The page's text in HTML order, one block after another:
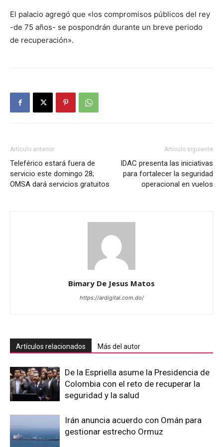
El palacio agregó que «los compromisos públicos del rey
-de 75 años- se pospondrán durante un breve periodo
de recuperación».
Artículo anterior
Teleférico estará fuera de
servicio este domingo 28;
OMSA dará servicios gratuitos
Artículo siguiente
IDAC presenta las iniciativas
para fortalecer la seguridad
operacional en vuelos
Bimary De Jesus Matos
https://ardigital.com.do/
Artículos relacionados Más del autor
De la Espriella asume la Presidencia de
Colombia con el reto de recuperar la
seguridad y la salud
Irán anuncia acuerdo con Omán para
gestionar estrecho Ormuz